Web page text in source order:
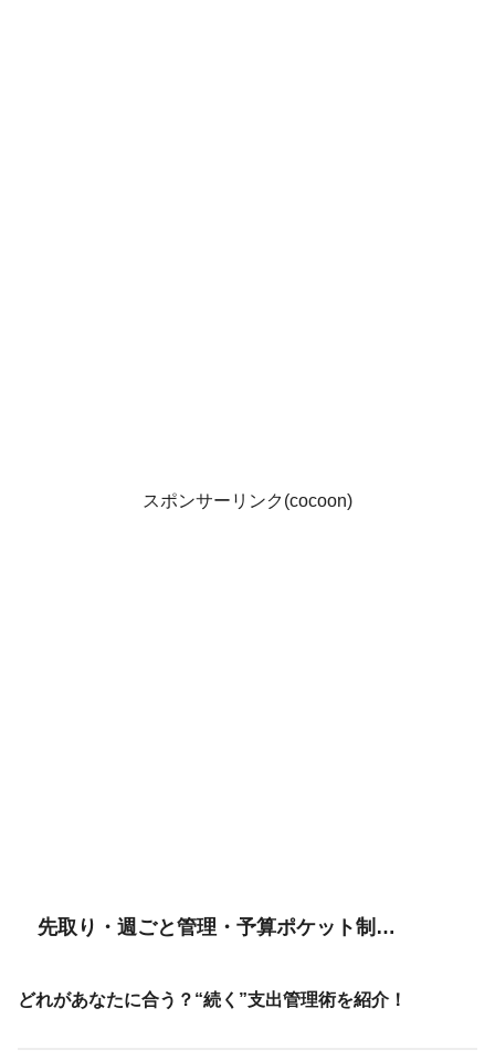
スポンサーリンク(cocoon)
先取り・週ごと管理・予算ポケット制…
どれがあなたに合う？“続く”支出管理術を紹介！